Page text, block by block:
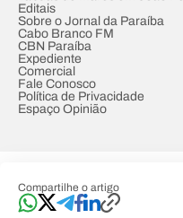
Compartilhe o artigo
Editais
Sobre o Jornal da Paraíba
Cabo Branco FM
CBN Paraíba
Expediente
Comercial
Fale Conosco
Política de Privacidade
Espaço Opinião
Developed by Designed by